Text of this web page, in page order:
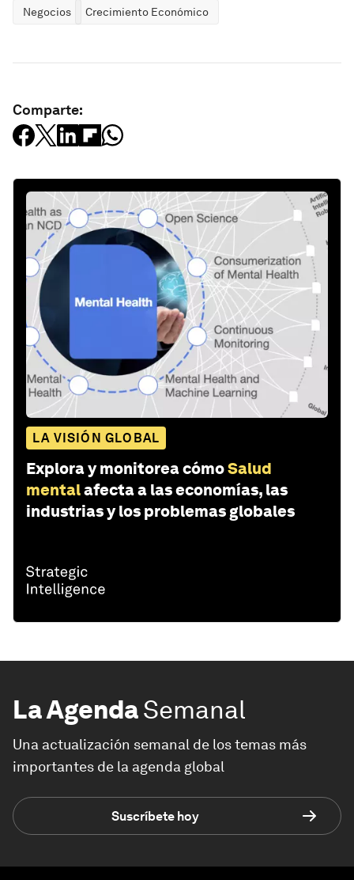
Negocios Crecimiento Económico
Comparte:
LA VISIÓN GLOBAL
Explora y monitorea cómoSalud
mentalafecta a las economías, las
industrias y los problemas globales
La AgendaSemanal
Una actualización semanal de los temas más
importantes de la agenda global
Suscríbete hoy